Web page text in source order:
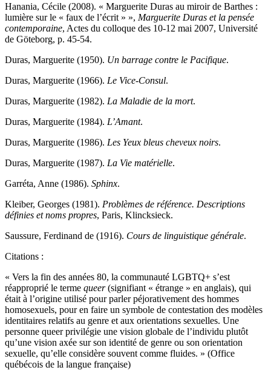
Hanania, Cécile (2008). « Marguerite Duras au miroir de Barthes :
lumière sur le « faux de l’écrit » », Marguerite Duras et la pensée
contemporaine, Actes du colloque des 10-12 mai 2007, Université
de Göteborg, p. 45-54.
Duras, Marguerite (1950). Un barrage contre le Pacifique.
Duras, Marguerite (1966). Le Vice-Consul.
Duras, Marguerite (1982). La Maladie de la mort.
Duras, Marguerite (1984). L’Amant.
Duras, Marguerite (1986). Les Yeux bleus cheveux noirs.
Duras, Marguerite (1987). La Vie matérielle.
Garréta, Anne (1986). Sphinx.
Kleiber, Georges (1981). Problèmes de référence. Descriptions
définies et noms propres, Paris, Klincksieck.
Saussure, Ferdinand de (1916). Cours de linguistique générale.
Citations :
« Vers la fin des années 80, la communauté LGBTQ+ s’est
réapproprié le terme queer(signifiant « étrange » en anglais), qui
était à l’origine utilisé pour parler péjorativement des hommes
homosexuels, pour en faire un symbole de contestation des modèles
identitaires relatifs au genre et aux orientations sexuelles. Une
personne queer privilégie une vision globale de l’individu plutôt
qu’une vision axée sur son identité de genre ou son orientation
sexuelle, qu’elle considère souvent comme fluides. » (Office
québécois de la langue française)